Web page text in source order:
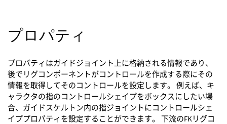
プロパティ
プロパティはガイドジョイント上に格納される情報であり、
後でリグコンポーネントがコントロールを作成する際にその
情報を取得してそのコントロールを設定します。 例えば、キ
ャラクタの指のコントロールシェイプをボックスにしたい場
合、ガイドスケルトン内の指ジョイントにコントロールシェ
イププロパティを設定することができます。 下流のFKリグコ